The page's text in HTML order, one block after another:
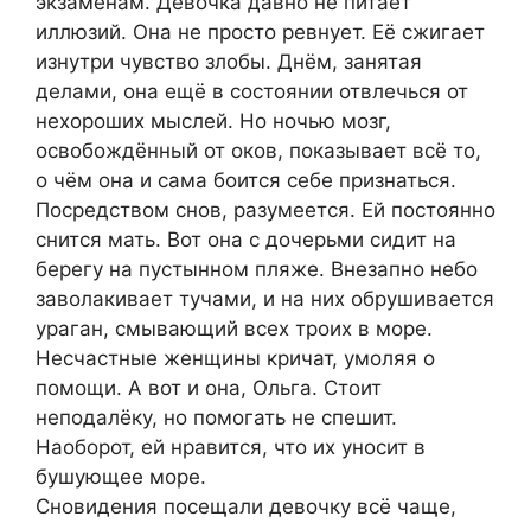
иллюзий. Она не просто ревнует. Её сжигает
изнутри чувство злобы. Днём, занятая
делами, она ещё в состоянии отвлечься от
нехороших мыслей. Но ночью мозг,
освобождённый от оков, показывает всё то,
о чём она и сама боится себе признаться.
Посредством снов, разумеется. Ей постоянно
снится мать. Вот она с дочерьми сидит на
берегу на пустынном пляже. Внезапно небо
заволакивает тучами, и на них обрушивается
ураган, смывающий всех троих в море.
Несчастные женщины кричат, умоляя о
помощи. А вот и она, Ольга. Стоит
неподалёку, но помогать не спешит.
Наоборот, ей нравится, что их уносит в
бушующее море.
Сновидения посещали девочку всё чаще,